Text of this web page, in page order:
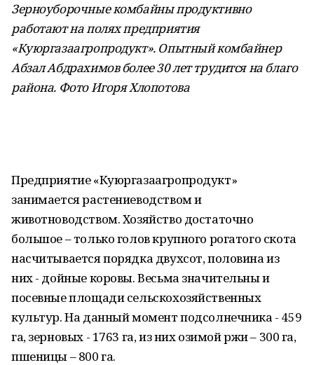
Зерноуборочные комбайны продуктивно
работают на полях предприятия
«Куюргазаагропродукт». Опытный комбайнер
Абзал Абдрахимов более 30 лет трудится на благо
района. Фото Игоря Хлопотова
Предприятие «Куюргазаагропродукт»
занимается растениеводством и
животноводством. Хозяйство достаточно
большое – только голов крупного рогатого скота
насчитывается порядка двухсот, половина из
них - дойные коровы. Весьма значительны и
посевные площади сельскохозяйственных
культур. На данный момент подсолнечника - 459
га, зерновых - 1763 га, из них озимой ржи – 300 га,
пшеницы – 800 га.